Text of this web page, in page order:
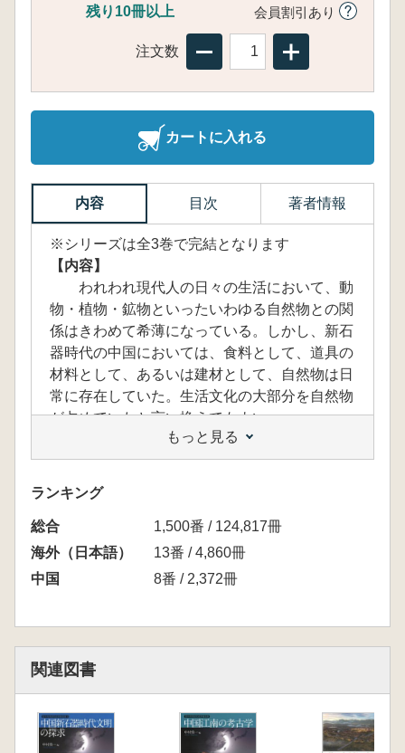
残り10冊以上 会員割引あり
注文数
カートに入れる
内容 目次 著者情報
※シリーズは全3巻で完結となります
【内容】
われわれ現代人の日々の生活において、動
物・植物・鉱物といったいわゆる自然物との関
係はきわめて希薄になっている。しかし、新石
器時代の中国においては、食料として、道具の
材料として、あるいは建材として、自然物は日
常に存在していた。生活文化の大部分を自然物
が占めていたと言い換えてもよい。
考古学的遺跡から出土する遺物のうち、何ら
かの形で人の手が加わったものを人工遺物、加
わっていないものを自然遺物と考古学者は呼び
ならわしている。しかし、その区別は便宜的な
ものにしかすぎない。人工遺物であっても、そ
の素材は粘土(土器)、石塊(石器)、樹木(木器)、
動物骨(骨器)といった自然物であることに変わ
本書は、そうした研究者グループにより進め
果の一部を収めたものである。「Ⅰ遺物の考古
学的研究」「Ⅱ 動植物遺体と動植物利用に関
もっと見る
ランキング
総合
1,500番 / 124,817冊
海外（日本語）
13番 / 4,860冊
中国
8番 / 2,372冊
関連図書